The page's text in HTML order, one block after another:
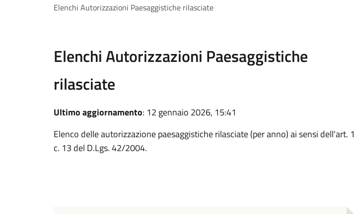
Elenchi Autorizzazioni Paesaggistiche rilasciate
Elenchi Autorizzazioni Paesaggistiche
rilasciate
Ultimo aggiornamento: 12 gennaio 2026, 15:41
Elenco delle autorizzazione paesaggistiche rilasciate (per anno) ai sensi dell'art.
c. 13 del D.Lgs. 42/2004.